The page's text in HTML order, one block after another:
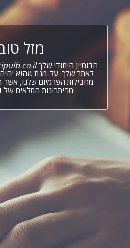
מזל
הדומיין היחודי שלך
לאתר שלך. על-מנת שהוא
מחבילות הפרמיום שלנו, אשר
מהיתרונות המלאים של